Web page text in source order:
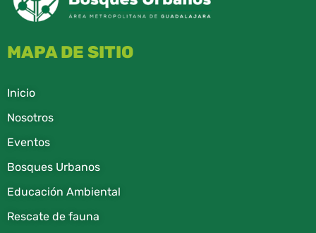
MAPA DE SITIO
Inicio
Nosotros
Eventos
Bosques Urbanos
Educación Ambiental
Rescate de fauna​